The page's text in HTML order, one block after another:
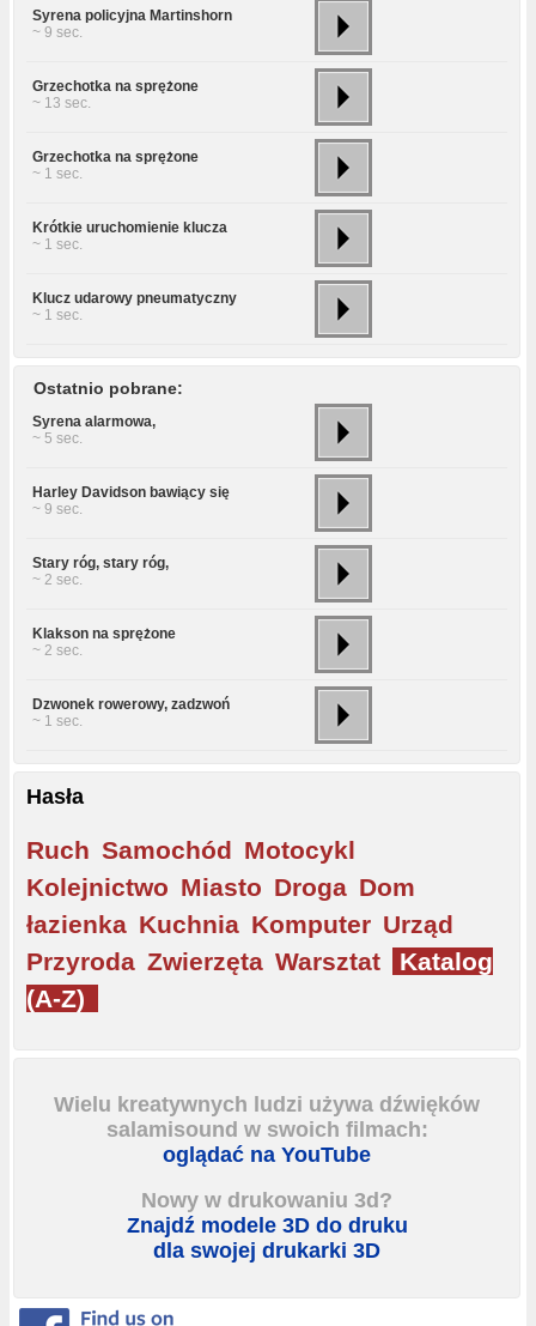
Syrena policyjna Martinshorn
~ 9 sec.
Grzechotka na sprężone
~ 13 sec.
Grzechotka na sprężone
~ 1 sec.
Krótkie uruchomienie klucza
~ 1 sec.
Klucz udarowy pneumatyczny
~ 1 sec.
Ostatnio pobrane:
Syrena alarmowa,
~ 5 sec.
Harley Davidson bawiący się
~ 9 sec.
Stary róg, stary róg,
~ 2 sec.
Klakson na sprężone
~ 2 sec.
Dzwonek rowerowy, zadzwoń
~ 1 sec.
Hasła
Ruch Samochód Motocykl
Kolejnictwo Miasto Droga Dom
łazienka Kuchnia Komputer Urząd
Przyroda Zwierzęta Warsztat
Katalog
(A-Z)
Wielu kreatywnych ludzi używa dźwięków
salamisound w swoich filmach:
oglądać na YouTube
Nowy w drukowaniu 3d?
Znajdź modele 3D do druku
dla swojej drukarki 3D